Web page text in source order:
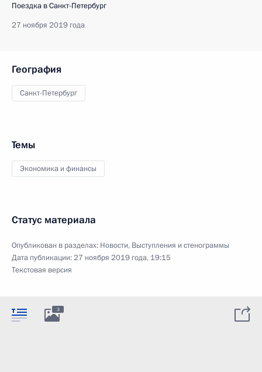
Поездка в Санкт-Петербург
27 ноября 2019 года
География
Санкт-Петербург
Темы
Экономика и финансы
Статус материала
Опубликован в разделах: Новости, Выступления и стенограммы
Дата публикации:27 ноября 2019 года, 19:15
Текстовая версия
3